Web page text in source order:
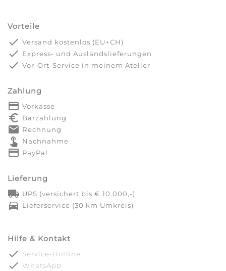
Vorteile
done Versand kostenlos (EU+CH)
done Express- und Auslandslieferungen
done Vor-Ort-Service in meinem Atelier
Zahlung
payment Vorkasse
euro_symbol Barzahlung
markunread Rechnung
touch_app Nachnahme
credit_card PayPal
Lieferung
local_shipping UPS (versichert bis € 10.000,-)
directions_car Lieferservice (30 km Umkreis)
Hilfe & Kontakt
done Service-Hotline
done WhatsApp